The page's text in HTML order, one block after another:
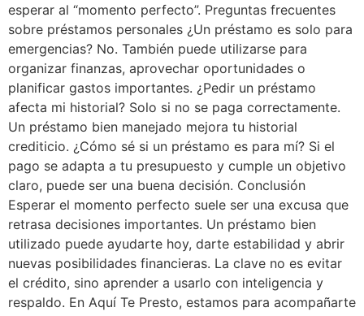
esperar al “momento perfecto”. Preguntas frecuentes
sobre préstamos personales ¿Un préstamo es solo para
emergencias? No. También puede utilizarse para
organizar finanzas, aprovechar oportunidades o
planificar gastos importantes. ¿Pedir un préstamo
afecta mi historial? Solo si no se paga correctamente.
Un préstamo bien manejado mejora tu historial
crediticio. ¿Cómo sé si un préstamo es para mí? Si el
pago se adapta a tu presupuesto y cumple un objetivo
claro, puede ser una buena decisión. Conclusión
Esperar el momento perfecto suele ser una excusa que
retrasa decisiones importantes. Un préstamo bien
utilizado puede ayudarte hoy, darte estabilidad y abrir
nuevas posibilidades financieras. La clave no es evitar
el crédito, sino aprender a usarlo con inteligencia y
respaldo. En Aquí Te Presto, estamos para acompañarte